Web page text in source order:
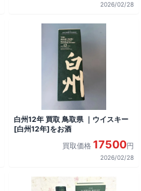
2026/02/28
白州12年 買取 鳥取県 ｜ウイスキー
[白州12年]をお酒
買取価格 17500円
2026/02/28